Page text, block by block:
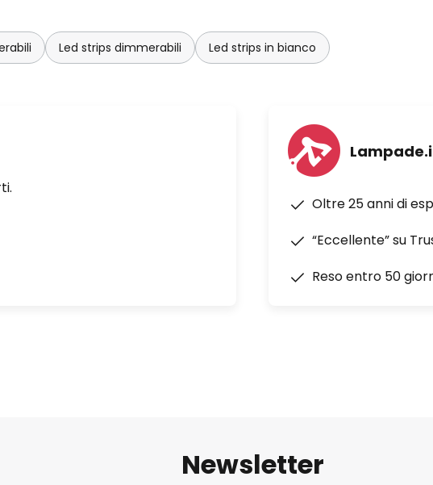
e regolabile tramite app con
musicale per un'illuminazione dinamica
Home, Alexa e scorciatoie Siri -
Led strips dimmerabili Led strips in bianco
Oltre 25 anni di
“Eccellente” su
Reso entro 50
Newsletter